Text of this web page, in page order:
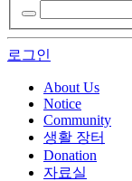
로그인
About Us
Notice
Community
생활 장터
Donation
자료실